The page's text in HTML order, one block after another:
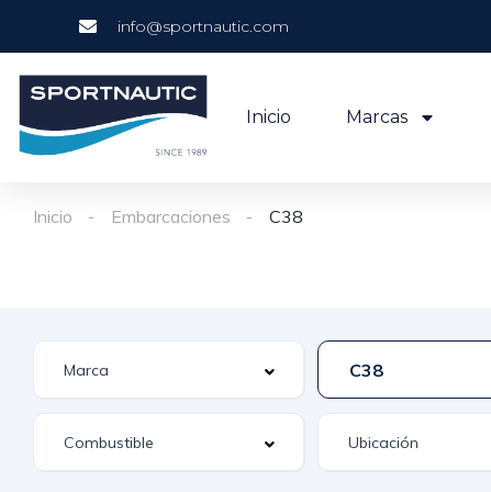
info@sportnautic.com
Inicio Marcas
Inicio Embarcaciones C38
C38